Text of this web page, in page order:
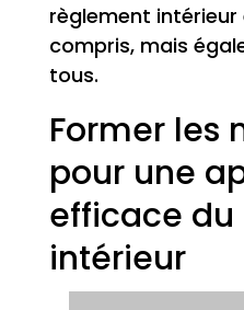
règlement
compris, mais
tous.
Former les
pour une
efficace
intérieur